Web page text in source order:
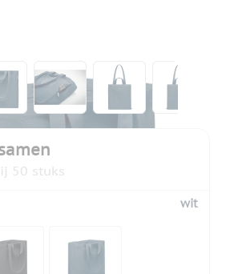
image
View larger image
View larger image
View larger
50 stuks
wit